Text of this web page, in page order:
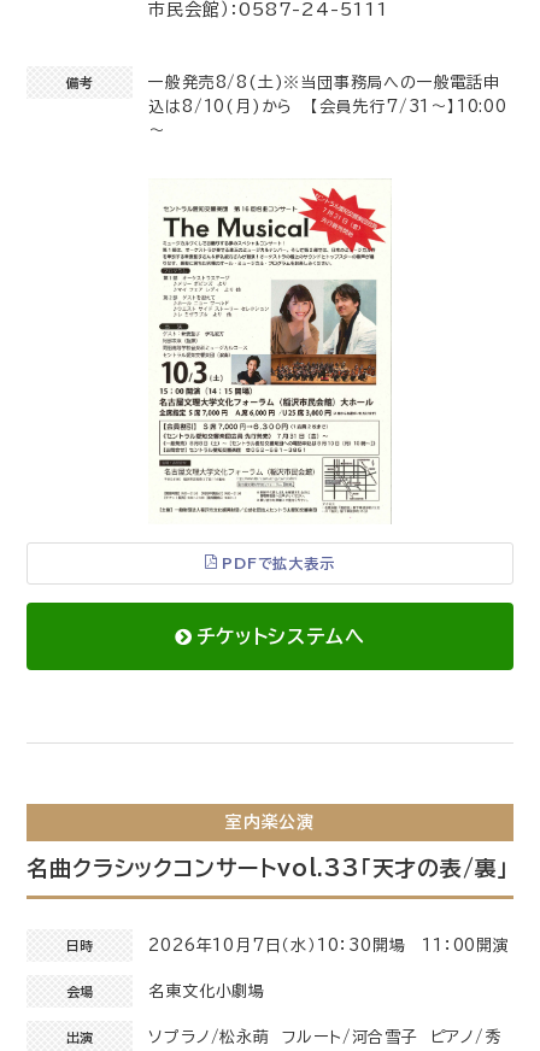
市民会館）：0587-24-5111
備考
一般発売8/8(土)※当団事務局への一般電話申
込は8/10(月)から 【会員先行7/31～】10:00
～
PDFで拡大表示
チケットシステムへ
室内楽公演
名曲クラシックコンサートvol.33「天才の表/裏」
日時 2026年10月7日（水）10：30開場 11：00開演
会場 名東文化小劇場
出演
ソプラノ/松永萌 フルート/河合雪子 ピアノ/秀